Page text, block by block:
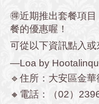
🉐近期推出套餐項
餐的優惠喔！
可從以下資訊點入或
—Loa by
🔹住所：大安區金
🔸電話：（02）